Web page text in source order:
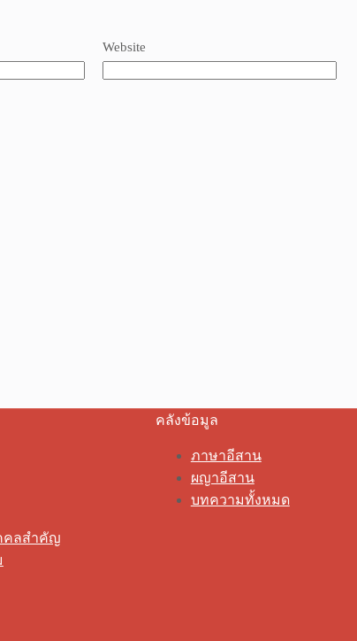
Website
คลสำคัญ
คลังข้อมูล
ภาษาอีสาน
ผญาอีสาน
บทความทั้งหมด